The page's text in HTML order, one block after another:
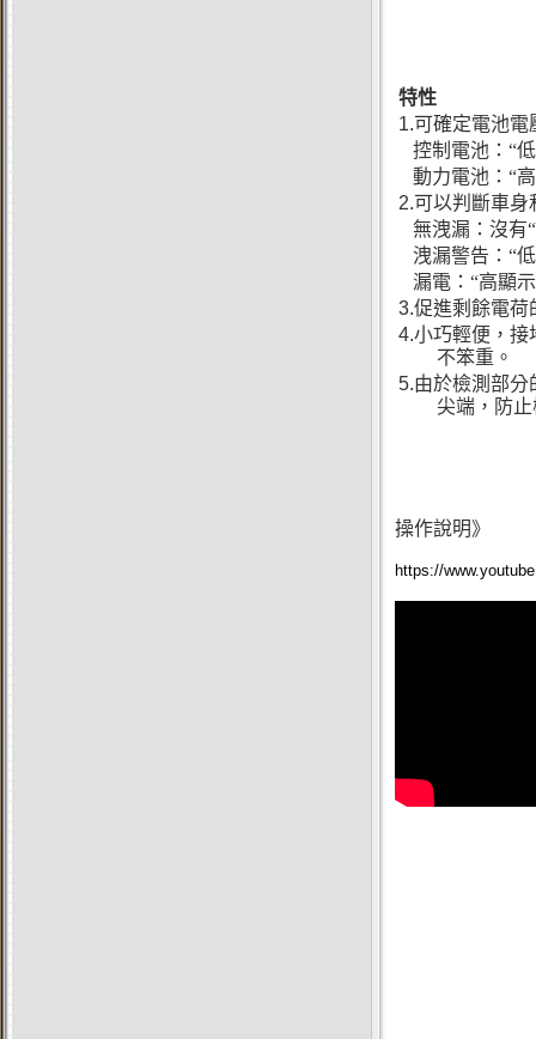
特性
1.可確定電池電
控制電池：“
動力電池：“
2.可以判斷車身
無洩漏：沒有
洩漏警告：“
漏電：“高顯
3.促進剩餘電荷
4.小巧輕便，接
不笨重。
5.由於檢測部分
尖端，防止
操作說明》
https://